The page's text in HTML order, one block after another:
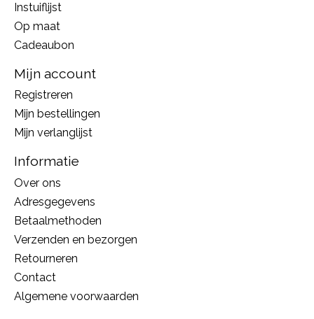
Instuiflijst
Op maat
Cadeaubon
Mijn account
Registreren
Mijn bestellingen
Mijn verlanglijst
Informatie
Over ons
Adresgegevens
Betaalmethoden
Verzenden en bezorgen
Retourneren
Contact
Algemene voorwaarden